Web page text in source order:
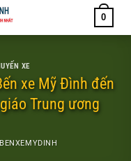
0
XE
xe Mỹ Đình đến
Trung ương
BENXEMYDINH